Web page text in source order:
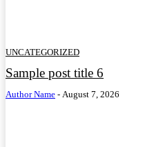
UNCATEGORIZED
Sample post title 6
Author Name - August 7, 2026